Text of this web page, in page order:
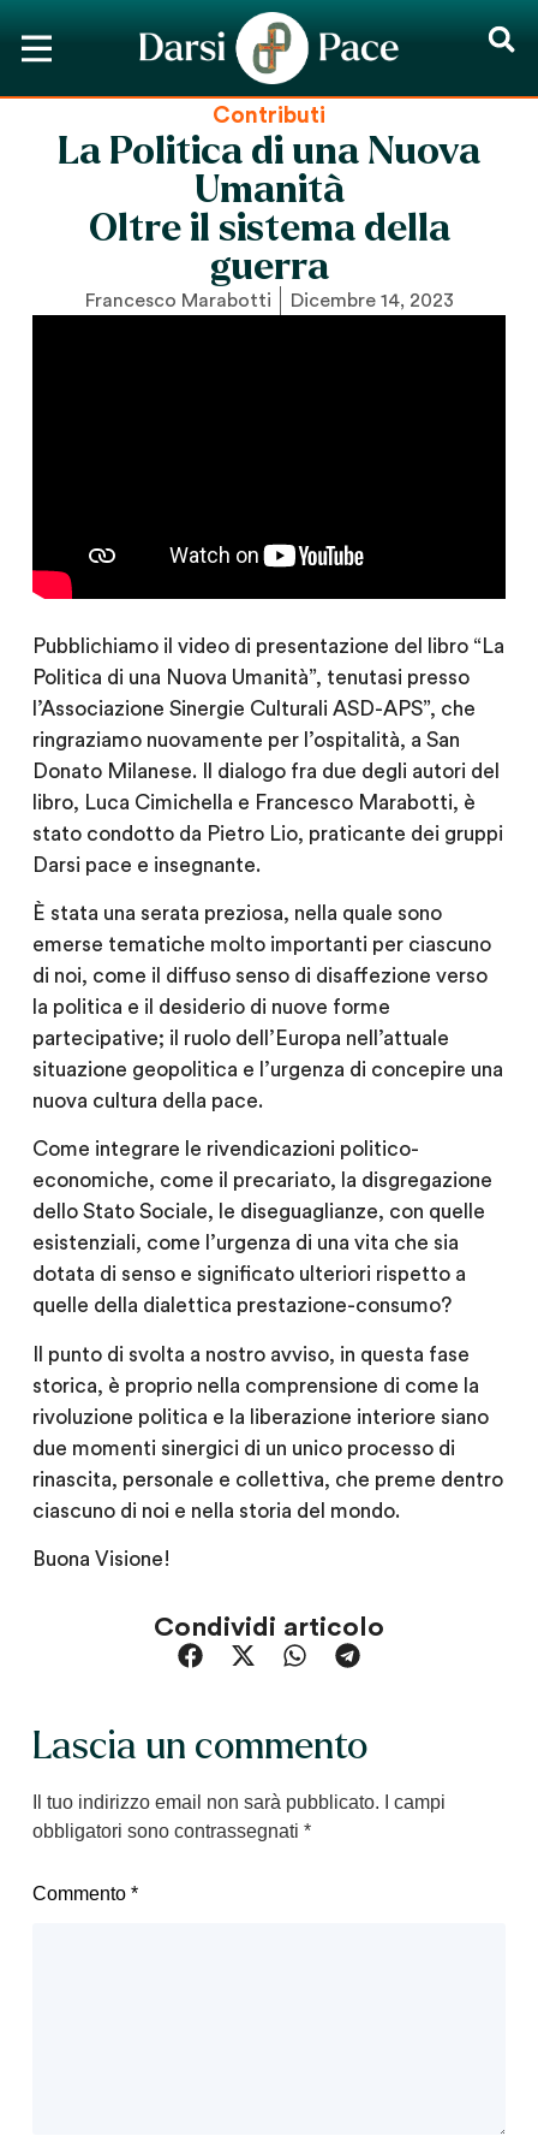
Contributi
La Politica di una Nuova
Umanità
Oltre il sistema della
guerra
Francesco Marabotti Dicembre 14, 2023
Pubblichiamo il video di presentazione del libro “La
Politica di una Nuova Umanità”, tenutasi presso
l’Associazione Sinergie Culturali ASD-APS”, che
ringraziamo nuovamente per l’ospitalità, a San
Donato Milanese. Il dialogo fra due degli autori del
libro, Luca Cimichella e Francesco Marabotti, è
stato condotto da Pietro Lio, praticante dei gruppi
Darsi pace e insegnante.
È stata una serata preziosa, nella quale sono
emerse tematiche molto importanti per ciascuno
di noi, come il diffuso senso di disaffezione verso
la politica e il desiderio di nuove forme
partecipative; il ruolo dell’Europa nell’attuale
situazione geopolitica e l’urgenza di concepire una
nuova cultura della pace.
Come integrare le rivendicazioni politico-
economiche, come il precariato, la disgregazione
dello Stato Sociale, le diseguaglianze, con quelle
esistenziali, come l’urgenza di una vita che sia
dotata di senso e significato ulteriori rispetto a
quelle della dialettica prestazione-consumo?
Il punto di svolta a nostro avviso, in questa fase
storica, è proprio nella comprensione di come la
rivoluzione politica e la liberazione interiore siano
due momenti sinergici di un unico processo di
rinascita, personale e collettiva, che preme dentro
ciascuno di noi e nella storia del mondo.
Buona Visione!
Condividi articolo
Lascia un commento
Il tuo indirizzo email non sarà pubblicato.
I campi
obbligatori sono contrassegnati *
Commento *